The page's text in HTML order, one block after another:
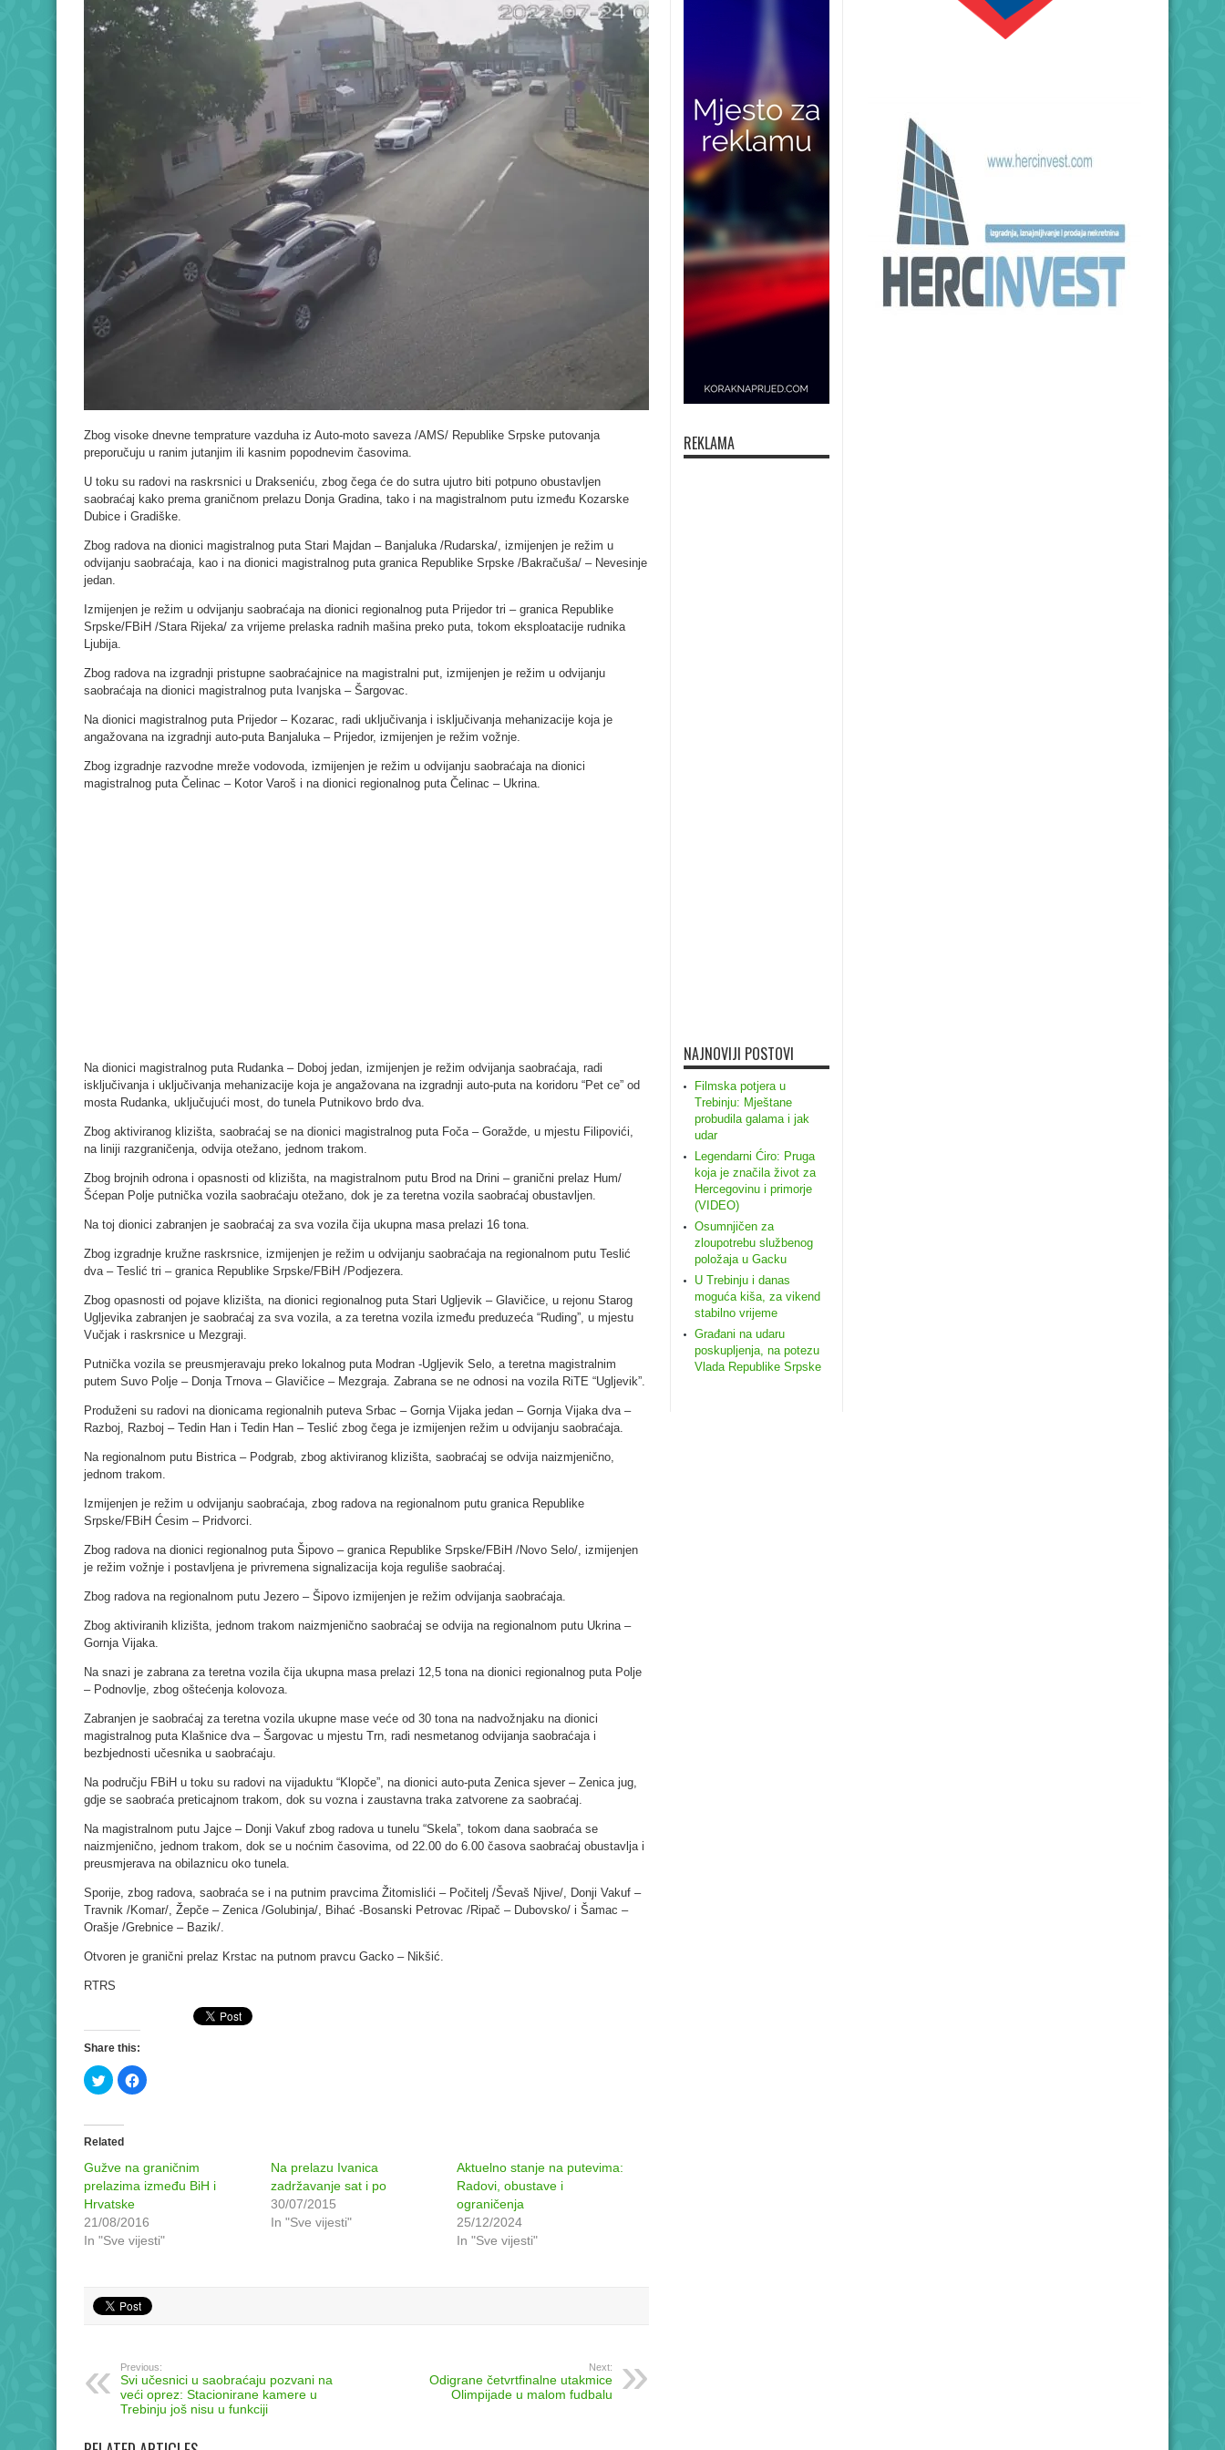
Zbog visoke dnevne temprature vazduha iz Auto-moto saveza /AMS/ Republike Srpske putovanja
preporučuju u ranim jutanjim ili kasnim popodnevim časovima.
U toku su radovi na raskrsnici u Drakseniću, zbog čega će do sutra ujutro biti potpuno obustavljen
saobraćaj kako prema graničnom prelazu Donja Gradina, tako i na magistralnom putu između Kozarske
Dubice i Gradiške.
Zbog radova na dionici magistralnog puta Stari Majdan – Banjaluka /Rudarska/, izmijenjen je režim u
odvijanju saobraćaja, kao i na dionici magistralnog puta granica Republike Srpske /Bakračuša/ – Nevesinje
jedan.
Izmijenjen je režim u odvijanju saobraćaja na dionici regionalnog puta Prijedor tri – granica Republike
Srpske/FBiH /Stara Rijeka/ za vrijeme prelaska radnih mašina preko puta, tokom eksploatacije rudnika
Ljubija.
Zbog radova na izgradnji pristupne saobraćajnice na magistralni put, izmijenjen je režim u odvijanju
saobraćaja na dionici magistralnog puta Ivanjska – Šargovac.
Na dionici magistralnog puta Prijedor – Kozarac, radi uključivanja i isključivanja mehanizacije koja je
angažovana na izgradnji auto-puta Banjaluka – Prijedor, izmijenjen je režim vožnje.
Zbog izgradnje razvodne mreže vodovoda, izmijenjen je režim u odvijanju saobraćaja na dionici
magistralnog puta Čelinac – Kotor Varoš i na dionici regionalnog puta Čelinac – Ukrina.
Na dionici magistralnog puta Rudanka – Doboj jedan, izmijenjen je režim odvijanja saobraćaja, radi
isključivanja i uključivanja mehanizacije koja je angažovana na izgradnji auto-puta na koridoru “Pet ce” od
mosta Rudanka, uključujući most, do tunela Putnikovo brdo dva.
Zbog aktiviranog klizišta, saobraćaj se na dionici magistralnog puta Foča – Goražde, u mjestu Filipovići,
na liniji razgraničenja, odvija otežano, jednom trakom.
Zbog brojnih odrona i opasnosti od klizišta, na magistralnom putu Brod na Drini – granični prelaz Hum/
Šćepan Polje putnička vozila saobraćaju otežano, dok je za teretna vozila saobraćaj obustavljen.
Na toj dionici zabranjen je saobraćaj za sva vozila čija ukupna masa prelazi 16 tona.
Zbog izgradnje kružne raskrsnice, izmijenjen je režim u odvijanju saobraćaja na regionalnom putu Teslić
dva – Teslić tri – granica Republike Srpske/FBiH /Podjezera.
Zbog opasnosti od pojave klizišta, na dionici regionalnog puta Stari Ugljevik – Glavičice, u rejonu Starog
Ugljevika zabranjen je saobraćaj za sva vozila, a za teretna vozila između preduzeća “Ruding”, u mjestu
Vučjak i raskrsnice u Mezgraji.
Putnička vozila se preusmjeravaju preko lokalnog puta Modran -Ugljevik Selo, a teretna magistralnim
putem Suvo Polje – Donja Trnova – Glavičice – Mezgraja. Zabrana se ne odnosi na vozila RiTE “Ugljevik”.
Produženi su radovi na dionicama regionalnih puteva Srbac – Gornja Vijaka jedan – Gornja Vijaka dva –
Razboj, Razboj – Tedin Han i Tedin Han – Teslić zbog čega je izmijenjen režim u odvijanju saobraćaja.
Na regionalnom putu Bistrica – Podgrab, zbog aktiviranog klizišta, saobraćaj se odvija naizmjenično,
jednom trakom.
Izmijenjen je režim u odvijanju saobraćaja, zbog radova na regionalnom putu granica Republike
Srpske/FBiH Ćesim – Pridvorci.
Zbog radova na dionici regionalnog puta Šipovo – granica Republike Srpske/FBiH /Novo Selo/, izmijenjen
je režim vožnje i postavljena je privremena signalizacija koja reguliše saobraćaj.
Zbog radova na regionalnom putu Jezero – Šipovo izmijenjen je režim odvijanja saobraćaja.
Zbog aktiviranih klizišta, jednom trakom naizmjenično saobraćaj se odvija na regionalnom putu Ukrina –
Gornja Vijaka.
Na snazi je zabrana za teretna vozila čija ukupna masa prelazi 12,5 tona na dionici regionalnog puta Polje
– Podnovlje, zbog oštećenja kolovoza.
Zabranjen je saobraćaj za teretna vozila ukupne mase veće od 30 tona na nadvožnjaku na dionici
magistralnog puta Klašnice dva – Šargovac u mjestu Trn, radi nesmetanog odvijanja saobraćaja i
bezbjednosti učesnika u saobraćaju.
Na području FBiH u toku su radovi na vijaduktu “Klopče”, na dionici auto-puta Zenica sjever – Zenica jug,
gdje se saobraća preticajnom trakom, dok su vozna i zaustavna traka zatvorene za saobraćaj.
Na magistralnom putu Jajce – Donji Vakuf zbog radova u tunelu “Skela”, tokom dana saobraća se
naizmjenično, jednom trakom, dok se u noćnim časovima, od 22.00 do 6.00 časova saobraćaj obustavlja i
preusmjerava na obilaznicu oko tunela.
Sporije, zbog radova, saobraća se i na putnim pravcima Žitomislići – Počitelj /Ševaš Njive/, Donji Vakuf –
Travnik /Komar/, Žepče – Zenica /Golubinja/, Bihać -Bosanski Petrovac /Ripač – Dubovsko/ i Šamac –
Orašje /Grebnice – Bazik/.
Otvoren je granični prelaz Krstac na putnom pravcu Gacko – Nikšić.
RTRS
Share this:
Click
to
share
in
window)
Click
to
window)
Related
Gužve na graničnim
prelazima između BiH i
Hrvatske
21/08/2016
In "Sve vijesti"
Na prelazu Ivanica
zadržavanje sat i po
30/07/2015
In "Sve vijesti"
Aktuelno stanje na putevima:
Radovi, obustave i
ograničenja
25/12/2024
In "Sve vijesti"
Previous:
Svi učesnici u saobraćaju pozvani na
veći oprez: Stacionirane kamere u
Trebinju još nisu u funkciji
Next:
Odigrane četvrtfinalne utakmice
Olimpijade u malom fudbalu
REKLAMA
NAJNOVIJI POSTOVI
Filmska potjera u
Trebinju: Mještane
probudila galama i jak
udar
Legendarni Ćiro: Pruga
koja je značila život za
Hercegovinu i primorje
(VIDEO)
Osumnjičen za
zloupotrebu službenog
položaja u Gacku
U Trebinju i danas
moguća kiša, za vikend
stabilno vrijeme
Građani na udaru
poskupljenja, na potezu
Vlada Republike Srpske